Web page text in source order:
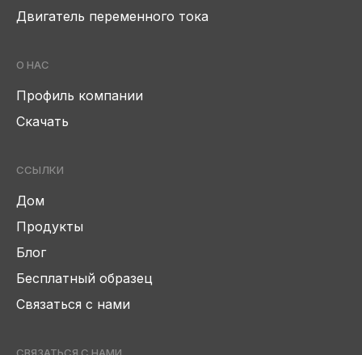
Двигатель переменного тока
О НАС
Профиль компании
Скачать
ССЫЛКИ
Дом
Продукты
Блог
Бесплатный образец
Связаться с нами